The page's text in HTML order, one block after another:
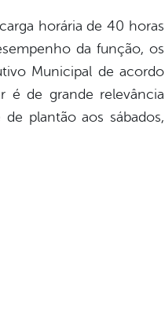
horária de 40 horas
da função, os
Municipal de acordo
é de grande relevância
plantão aos sábados,